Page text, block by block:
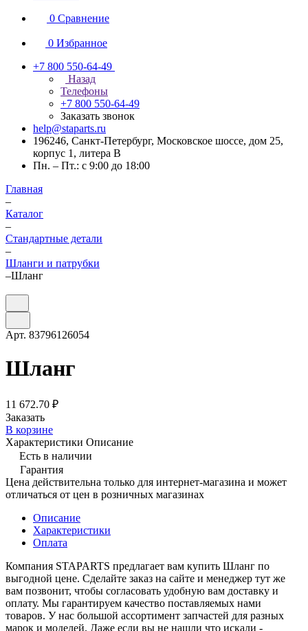
0 Сравнение
0 Избранное
+7 800 550-64-49
Назад
Телефоны
+7 800 550-64-49
Заказать звонок
help@staparts.ru
196246, Санкт-Петербург, Московское шоссе, дом 25,
корпус 1, литера В
Пн. – Пт.: с 9:00 до 18:00
Главная
–
Каталог
–
Стандартные детали
–
Шланги и патрубки
–Шланг
Арт. 83796126054
Шланг
11 672.70 ₽
Заказать
В корзине
Характеристики Описание
Есть в наличии
Гарантия
Цена действительна только для интернет-магазина и может
отличаться от цен в розничных магазинах
Описание
Характеристики
Оплата
Компания STAPARTS предлагает вам купить Шланг по
выгодной цене. Сделайте заказ на сайте и менеджер тут же
вам позвонит, чтобы согласовать удобную вам доставку и
оплату. Мы гарантируем качество поставляемых нами
товаров. У нас большой ассортимент запчастей для разных
марок и моделей. Даже если вы не нашли что искали -